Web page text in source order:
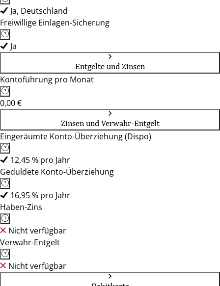
Ja, Deutschland
Freiwillige Einlagen-Sicherung
Ja
Entgelte und Zinsen
Kontoführung pro Monat
0,00 €
Zinsen und Verwahr-Entgelt
Eingeräumte Konto-Überziehung (Dispo)
12,45 % pro Jahr
Geduldete Konto-Überziehung
16,95 % pro Jahr
Haben-Zins
Nicht verfügbar
Verwahr-Entgelt
Nicht verfügbar